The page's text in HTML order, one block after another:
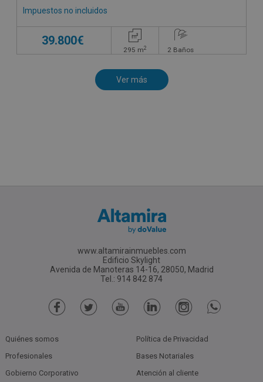
Impuestos no incluidos
39.800€
295 m2 2 Baños
www.altamirainmuebles.com
Edificio Skylight
Avenida de Manoteras 14-16, 28050, Madrid
Tel.: 914 842 874
Quiénes somos
Profesionales
Gobierno Corporativo
Política de Privacidad
Bases Notariales
Atención al cliente